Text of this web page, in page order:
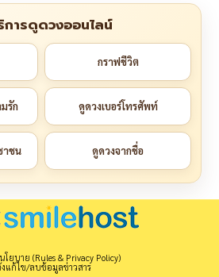
การดูดวงออนไลน์
กราฟชีวิต
รัก ดูดวงเบอร์โทรศัพท์
าชน ดูดวงจากชื่อ
ยบาย (Rules & Privacy Policy)
งแก้ไข/ลบข้อมูลข่าวสาร